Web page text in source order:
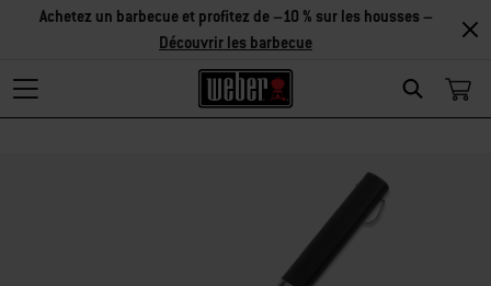
Search
Achetez un barbecue et profitez de –10 % sur les housses –
Découvrir les barbecue